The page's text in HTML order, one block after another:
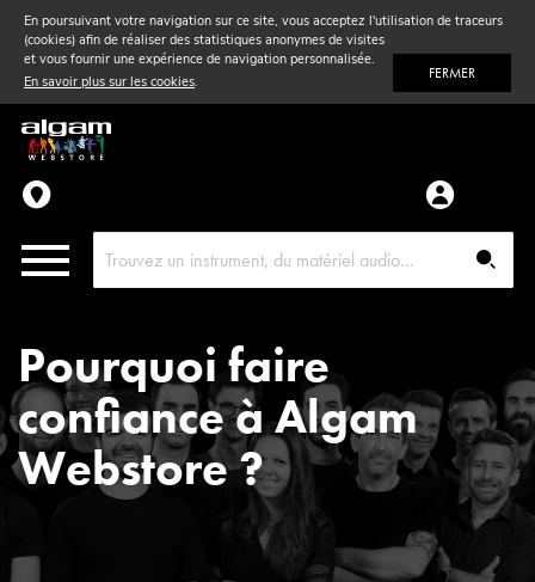
En poursuivant votre navigation sur ce site, vous acceptez l'utilisation de traceurs
(cookies) afin de réaliser des statistiques anonymes de visites
et vous fournir une expérience de navigation personnalisée.
En savoir plus sur les cookies. FERMER
Vent& Violon
Accessoires
Pièces détachées
Pourquoi faire
confiance à Algam
Webstore ?